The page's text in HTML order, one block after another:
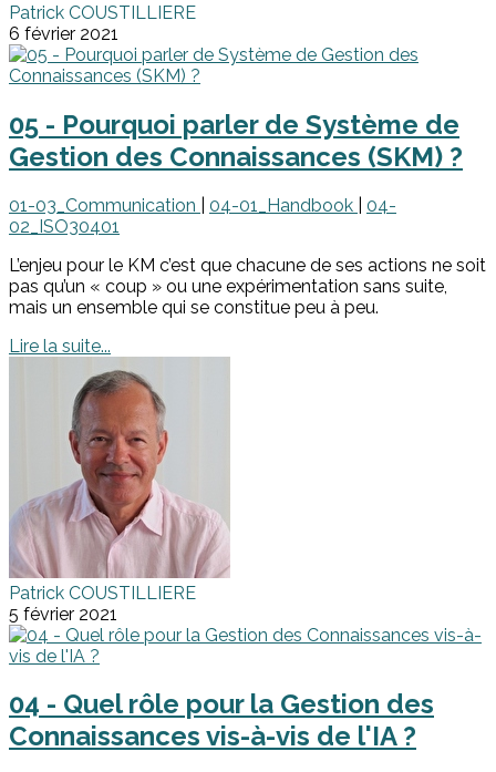
Patrick COUSTILLIERE
6 février 2021
05 - Pourquoi parler de Système de
Gestion des Connaissances (SKM) ?
01-03_Communication 04-01_Handbook
04-
02_ISO30401
L’enjeu pour le KM c’est que chacune de ses actions ne soit
pas qu’un « coup » ou une expérimentation sans suite,
mais un ensemble qui se constitue peu à peu.
Lire la suite...
Patrick COUSTILLIERE
5 février 2021
04 - Quel rôle pour la Gestion des
Connaissances vis-à-vis de l'IA ?